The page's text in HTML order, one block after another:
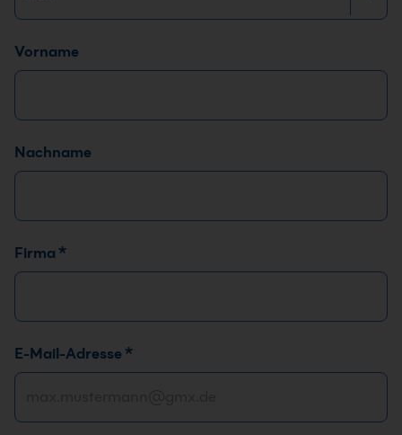
Name*
Vorname
Nachname
D
e
n
D
S
V
Firma *
E-Mail-Adresse *